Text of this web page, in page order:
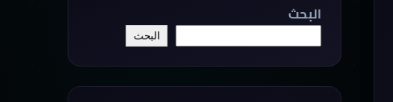
البحث
البحث